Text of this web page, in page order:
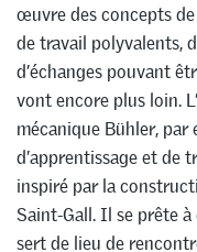
œuvre des concepts
de travail polyvalents,
d’échanges pouvant
vont encore plus loin.
mécanique Bühler, par
d’apprentissage et de
inspiré par la
Saint-Gall. Il se prête
sert de lieu de